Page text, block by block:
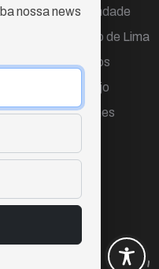
Hamilton Trindade
Igor Carvalho de Lima
Mario Campos
Renata Araújo
Wagner Gomes
nossa news